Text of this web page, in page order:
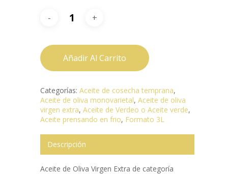
Añadir Al Carrito
Categorías: Aceite de cosecha temprana,
Aceite de oliva monovarietal, Aceite de oliva
virgen extra, Aceite de Verdeo o Aceite verde,
Aceite prensando en frio, Formato 3L
Descripción
Aceite de Oliva Virgen Extra de categoría